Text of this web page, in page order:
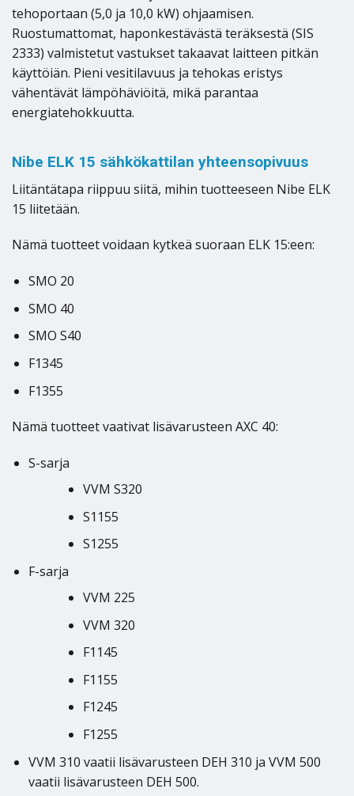
tehoportaan (5,0 ja 10,0 kW) ohjaamisen.
Ruostumattomat, haponkestävästä teräksestä (SIS
2333) valmistetut vastukset takaavat laitteen pitkän
käyttöiän. Pieni vesitilavuus ja tehokas eristys
vähentävät lämpöhäviöitä, mikä parantaa
energiatehokkuutta.
Nibe ELK 15 sähkökattilan yhteensopivuus
Liitäntätapa riippuu siitä, mihin tuotteeseen Nibe ELK
15 liitetään.
Nämä tuotteet voidaan kytkeä suoraan ELK 15:een:
SMO 20
SMO 40
SMO S40
F1345
F1355
Nämä tuotteet vaativat lisävarusteen AXC 40:
S-sarja
VVM S320
S1155
S1255
F-sarja
VVM 225
VVM 320
F1145
F1155
F1245
F1255
VVM 310 vaatii lisävarusteen DEH 310 ja VVM 500
vaatii lisävarusteen DEH 500.